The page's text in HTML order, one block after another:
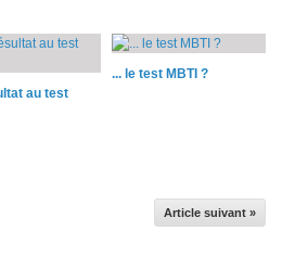
au test
... le test MBTI ?
Article suivant »